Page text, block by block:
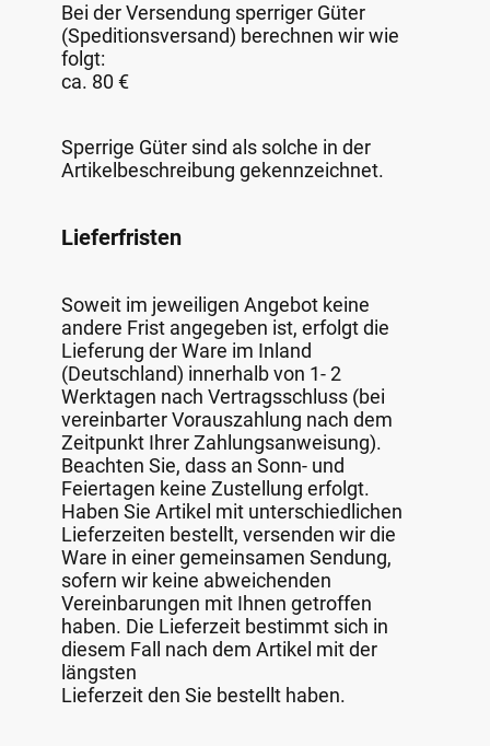
Bei der Versendung sperriger Güter
(Speditionsversand) berechnen wir wie
folgt:
ca. 80 €
Sperrige Güter sind als solche in der
Artikelbeschreibung gekennzeichnet.
Lieferfristen
Soweit im jeweiligen Angebot keine
andere Frist angegeben ist, erfolgt die
Lieferung der Ware im Inland
(Deutschland) innerhalb von 1- 2
Werktagen nach Vertragsschluss (bei
vereinbarter Vorauszahlung nach dem
Zeitpunkt Ihrer Zahlungsanweisung).
Beachten Sie, dass an Sonn- und
Feiertagen keine Zustellung erfolgt.
Haben Sie Artikel mit unterschiedlichen
Lieferzeiten bestellt, versenden wir die
Ware in einer gemeinsamen Sendung,
sofern wir keine abweichenden
Vereinbarungen mit Ihnen getroffen
haben. Die Lieferzeit bestimmt sich in
diesem Fall nach dem Artikel mit der
längsten
Lieferzeit den Sie bestellt haben.